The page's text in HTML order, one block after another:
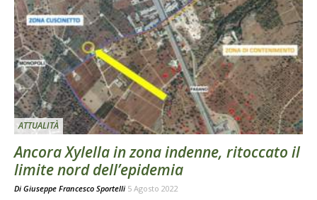
ATTUALITÀ
Ancora Xylella in zona indenne, ritoccato il
limite nord dell’epidemia
Di Giuseppe Francesco Sportelli 5 Agosto 2022